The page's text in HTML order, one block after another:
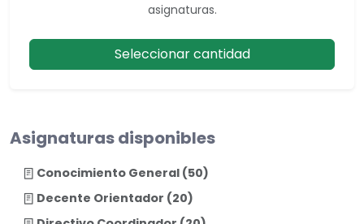
asignaturas.
Seleccionar cantidad
Asignaturas disponibles
Conocimiento General (50)
Decente Orientador (20)